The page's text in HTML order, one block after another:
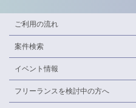
ご利用の流れ
案件検索
イベント情報
フリーランスを検討中の方へ